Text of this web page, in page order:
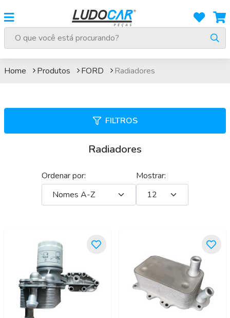
Home Produtos FORD Radiadores
Radiadores
FILTROS
Radiadores
Ordenar por: Mostrar: